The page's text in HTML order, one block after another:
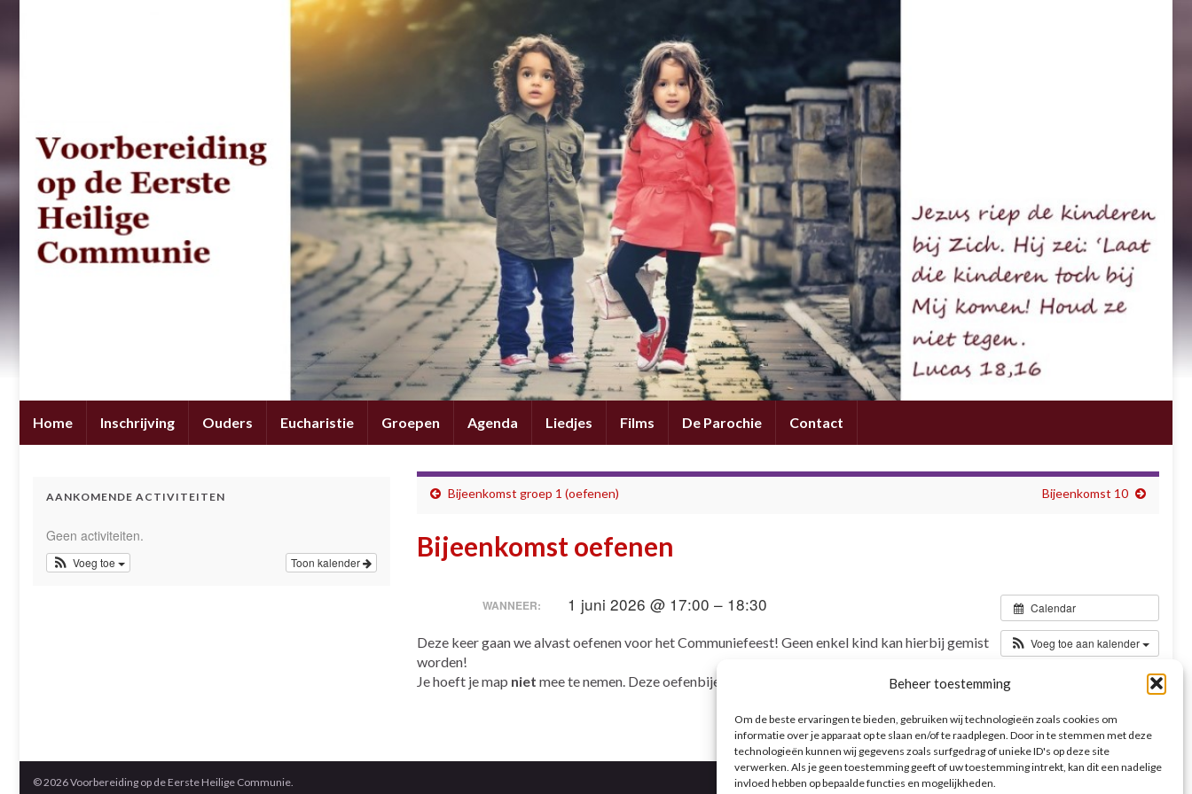
Beheer toestemming
Om de beste ervaringen te bieden, gebruiken wij technologieën zoals cookies om
informatie over je apparaat op te slaan en/of te raadplegen. Door in te stemmen met deze
technologieën kunnen wij gegevens zoals surfgedrag of unieke ID's op deze site
verwerken. Als je geen toestemming geeft of uw toestemming intrekt, kan dit een nadelige
invloed hebben op bepaalde functies en mogelijkheden.
Home Inschrijving Ouders Eucharistie Groepen Agenda Liedjes Films De Parochie Contact
Bijeenkomst groep 1 (oefenen) Bijeenkomst 10
Bijeenkomst oefenen
Calendar
Voeg toe aan kalender
WANNEER: 1 juni 2026 @ 17:00 – 18:30
Deze keer gaan we alvast oefenen voor het Communiefeest! Geen enkel kind kan hierbij gemist
worden!
Je hoeft je map niet mee te nemen. Deze oefenbijeenkomst duurt langer de gewone bijeenkomst.
AANKOMENDE ACTIVITEITEN
Geen activiteiten.
Toon kalender
Voeg toe
© 2026 Voorbereiding op de Eerste Heilige Communie.